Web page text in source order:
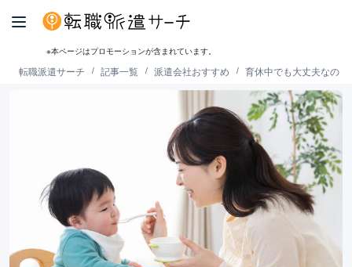
※本ページはプロモーションが含まれています。
転職派遣サーチ 記事一覧 派遣会社おすすめ 育休中でも大丈夫なの